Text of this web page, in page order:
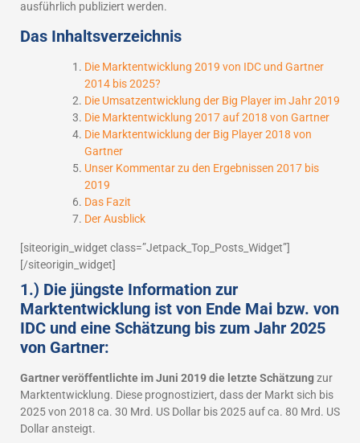
ausführlich publiziert werden.
Das Inhaltsverzeichnis
Die Marktentwicklung 2019 von IDC und Gartner
2014 bis 2025?
Die Umsatzentwicklung der Big Player im Jahr 2019
Die Marktentwicklung 2017 auf 2018 von Gartner
Die Marktentwicklung der Big Player 2018 von
Gartner
Unser Kommentar zu den Ergebnissen 2017 bis
2019
Das Fazit
Der Ausblick
[siteorigin_widget class=”Jetpack_Top_Posts_Widget”]
[/siteorigin_widget]
1.) Die jüngste Information zur
Marktentwicklung ist von Ende Mai bzw. von
IDC und eine Schätzung bis zum Jahr 2025
von Gartner:
Gartner veröffentlichte im Juni 2019 die letzte Schätzungzur
Marktentwicklung. Diese prognostiziert, dass der Markt sich bis
2025 von 2018 ca. 30 Mrd. US Dollar bis 2025 auf ca. 80 Mrd. US
Dollar ansteigt.